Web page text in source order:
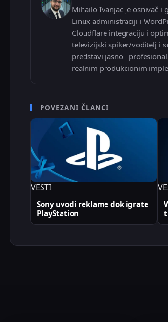
Mihailo Ivanjac je osnivač i
Linux administraciji i
Cloudflare integraciju i
televizijski spiker/voditelj i
predstavi jasno i
realnim produkcionim
POVEZANI ČLANCI
VESTI
Sony uvodi reklame dok igrate
PlayStation